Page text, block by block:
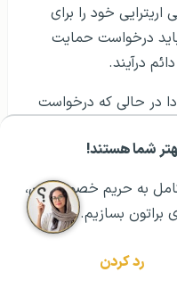
شما هستند!
کامل به حریم خصوصیتون،
بسازیم.
رد کردن
رزرو مشاوره تخصصی
خود را برای
باید درخواست حمایت
درآیند.
در حالی که درخواست
این سند به مدت ۶ ماه از تاریخ انتشار معتبر
ماه از صدور سند ازدواج اریتره با
مجدداً با اسناد پشتیبان
اریتره برای ازدواج با
نشان دهید که واجد